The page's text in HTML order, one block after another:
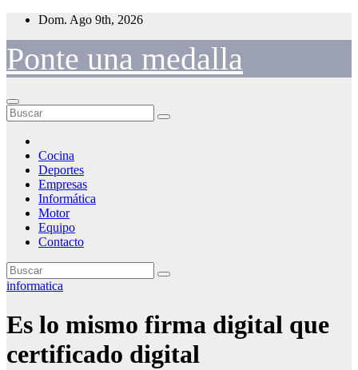
Saltar
contenido
Dom. Ago 9th, 2026
Ponte una medalla
Cocina
Deportes
Empresas
Informática
Motor
Equipo
Contacto
informatica
Es lo mismo firma digital que
certificado digital